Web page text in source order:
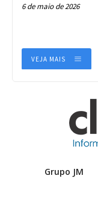
6 de maio de 2026
VEJA MAIS
Grupo JM